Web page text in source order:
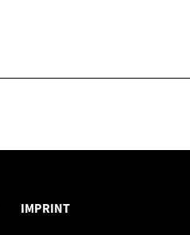
IMPRINT